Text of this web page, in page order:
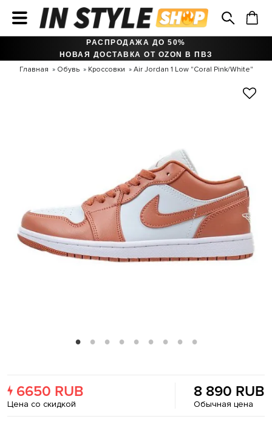
РАСПРОДАЖА ДО 50%
НОВАЯ ДОСТАВКА ОТ OZON В ПВЗ
Главная Обувь Кроссовки Air Jordan 1 Low "Coral Pink/White"
6650 RUB
Цена со скидкой
8 890 RUB
Обычная цена